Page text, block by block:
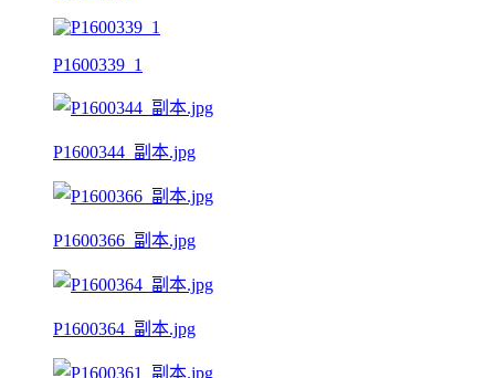
P1600339_1
P1600344_副本.jpg
P1600366_副本.jpg
P1600364_副本.jpg